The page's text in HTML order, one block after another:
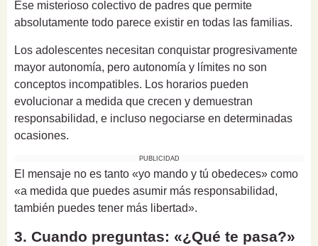
Ese misterioso colectivo de padres que permite
absolutamente todo parece existir en todas las familias.
Los adolescentes necesitan conquistar progresivamente
mayor autonomía, pero autonomía y límites no son
conceptos incompatibles. Los horarios pueden
evolucionar a medida que crecen y demuestran
responsabilidad, e incluso negociarse en determinadas
ocasiones.
PUBLICIDAD
El mensaje no es tanto «yo mando y tú obedeces» como
«a medida que puedes asumir más responsabilidad,
también puedes tener más libertad».
3. Cuando preguntas: «¿Qué te pasa?»